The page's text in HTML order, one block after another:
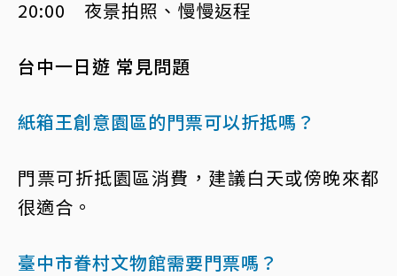
20:00 夜景拍照、慢慢返程
台中一日遊 常見問題
紙箱王創意園區的門票可以折抵嗎？
門票可折抵園區消費，建議白天或傍晚來都
很適合。
臺中市眷村文物館需要門票嗎？